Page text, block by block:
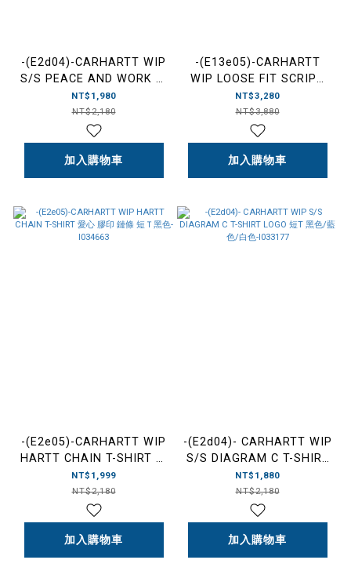
-(E2d04)-CARHARTT WIP
S/S PEACE AND WORK T-
SHIRT DETROIT 板手 和平
符號 短Ｔ 黑色/白色-
I034763
NT$1,980
NT$2,180
加入購物車
-(E13e05)-CARHARTT
WIP LOOSE FIT SCRIPT
SWEAT 大字衛衣 鋪棉 橄欖
綠 粉字-I030546_24D_XX
NT$3,280
NT$3,880
加入購物車
-(E2e05)-CARHARTT WIP
HARTT CHAIN T-SHIRT 愛
心 膠印 鏈條 短Ｔ黑色-
I034663
NT$1,999
NT$2,180
加入購物車
-(E2d04)- CARHARTT WIP
S/S DIAGRAM C T-SHIRT
LOGO 短T 黑色/藍色/白色-
I033177
NT$1,880
NT$2,180
加入購物車